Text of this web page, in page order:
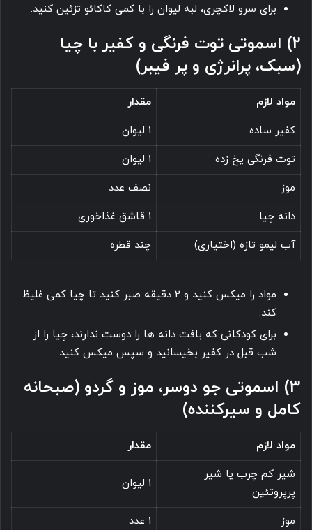
برای سرو لاکچری، لبه لیوان را با کمی کاکائو تزئین کنید.
2) اسموتی توت فرنگی و کفیر با چیا
(سبک، پرانرژی و پر فیبر)
مواد لازم
مقدار
کفیر ساده
1 لیوان
توت فرنگی یخ زده
1 لیوان
موز
نصف عدد
دانه چیا
1 قاشق غذاخوری
آب لیمو تازه (اختیاری)
چند قطره
مواد را میکس کنید و 2 دقیقه صبر کنید تا چیا کمی غلیظ
کند.
برای کودکانی که بافت دانه ها را دوست ندارند، چیا را از
شب قبل در کفیر بخیسانید و سپس میکس کنید.
3) اسموتی جو دوسر، موز و گردو (صبحانه
کامل و سیرکننده)
مواد لازم
مقدار
شیر کم چرب یا شیر
پرپروتئین
1 لیوان
موز
1 عدد